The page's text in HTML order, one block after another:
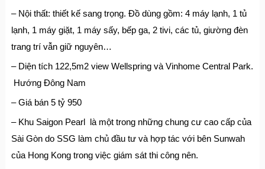
– Nội thất: thiết kế sang trọng. Đồ dùng gồm: 4 máy lạnh, 1 tủ
lạnh, 1 máy giặt, 1 máy sấy, bếp ga, 2 tivi, các tủ, giường đèn
trang trí vẫn giữ nguyên…
– Diện tích 122,5m2 view Wellspring và Vinhome Central Park.
Hướng Đông Nam
– Giá bán 5 tỷ 950
– Khu Saigon Pearl là một trong những chung cư cao cấp của
Sài Gòn do SSG làm chủ đầu tư và hợp tác với bên Sunwah
của Hong Kong trong việc giám sát thi công nên.